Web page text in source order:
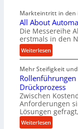
Markteintritt in den
All About
Die Messereihe
erstmals in den
Weiterlesen:
A
l
l
A
b
o
u
t
Mehr Steifigkeit
Drückprozess
Zwischen
Anforderungen
Lösungen
Weiterlesen: